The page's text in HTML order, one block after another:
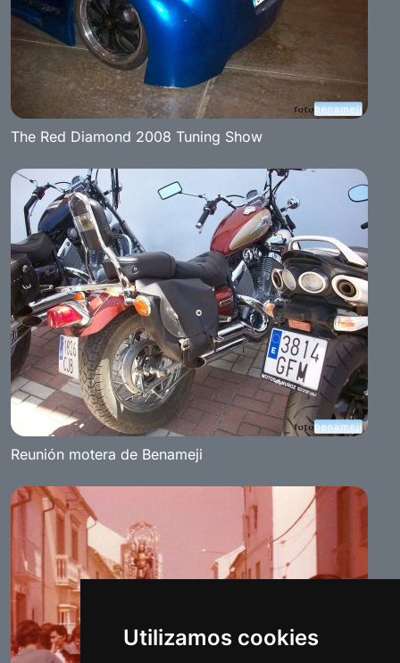
Utilizamos cookies
The Red Diamond 2008 Tuning Show
Reunión motera de Benameji